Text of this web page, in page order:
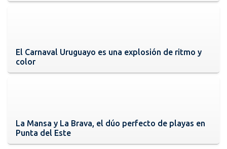
El Carnaval Uruguayo es una explosión de ritmo y
color
La Mansa y La Brava, el dúo perfecto de playas en
Punta del Este